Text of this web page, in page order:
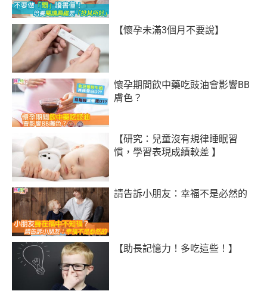
【懷孕未滿3個月不要說】
懷孕期間飲中藥吃豉油會影響BB
膚色？
【研究：兒童沒有規律睡眠習
慣，學習表現成績較差 】
請告訴小朋友：幸福不是必然的
【助長記憶力！多吃這些！】